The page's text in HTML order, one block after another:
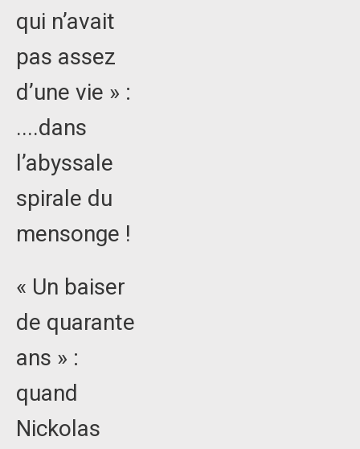
qui n’avait
pas assez
d’une vie » :
....dans
l’abyssale
spirale du
mensonge !
« Un baiser
de quarante
ans » :
quand
Nickolas